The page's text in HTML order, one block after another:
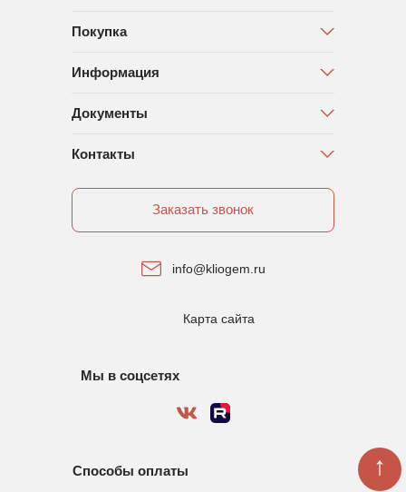
Покупка
Информация
Документы
Контакты
Заказать звонок
info@kliogem.ru
Карта сайта
Мы в соцсетях
Способы оплаты ↑